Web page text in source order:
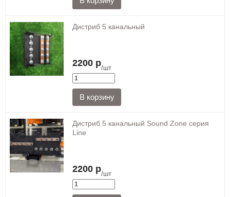
Дистриб 5 канальный
2200 р/шт
Дистриб 5 канальный Sound Zone серия
Line
2200 р/шт